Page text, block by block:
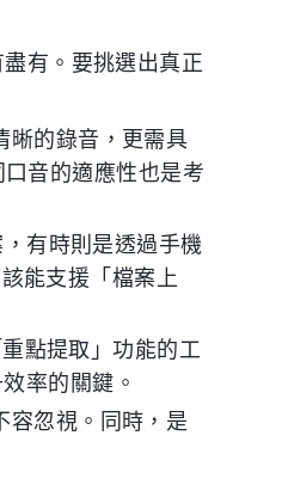
有。要挑選出真正
晰的錄音，更需具
音的適應性也是考
有時則是透過手機
能支援「檔案上
點提取」功能的工
率的關鍵。
容忽視。同時，是